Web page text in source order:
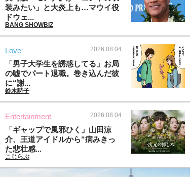
装みたい」と大炎上も…マウイ役
ドウェ...
BANG SHOWBIZ
Love 2026.08.04
「男子大学生を誘惑してる」お局
の嘘でパート退職。巻き込んだ彼
に“謝...
鈴木詩子
Entertainment 2026.08.04
「ギャップで風邪ひく」山田涼
介、王道アイドルから“病みきっ
た悲壮感...
こじらぶ